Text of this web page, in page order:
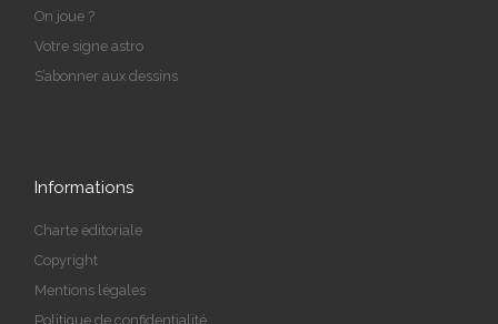
On joue ?
Votre signe astro
S’abonner aux dessins
Informations
Charte éditoriale
Copyright
Mentions légales
Politique de confidentialité